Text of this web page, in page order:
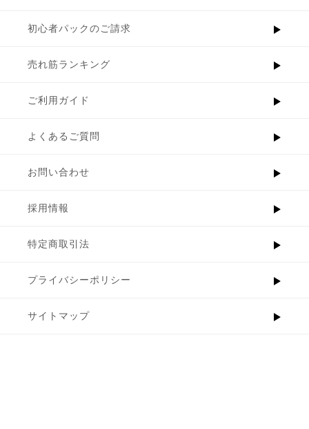
初心者パックのご請求
売れ筋ランキング
ご利用ガイド
よくあるご質問
お問い合わせ
採用情報
特定商取引法
プライバシーポリシー
サイトマップ